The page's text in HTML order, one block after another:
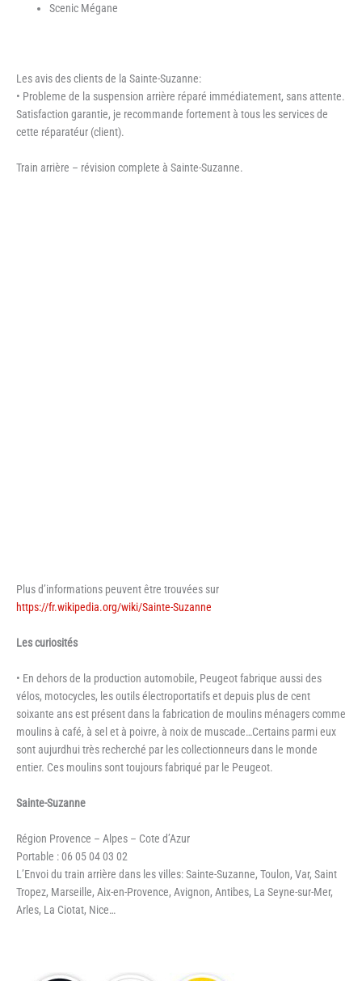
Scenic Mégane
Les avis des clients de la Sainte-Suzanne:
• Probleme de la suspension arrière réparé immédiatement, sans attente.
Satisfaction garantie, je recommande fortement à tous les services de
cette réparatéur (client).
Train arrière – révision complete à Sainte-Suzanne.
Plus d’informations peuvent être trouvées sur
https://fr.wikipedia.org/wiki/Sainte-Suzanne
Les curiosités
• En dehors de la production automobile, Peugeot fabrique aussi des
vélos, motocycles, les outils électroportatifs et depuis plus de cent
soixante ans est présent dans la fabrication de moulins ménagers comme
moulins à café, à sel et à poivre, à noix de muscade…Certains parmi eux
sont aujurdhui très recherché par les collectionneurs dans le monde
entier. Ces moulins sont toujours fabriqué par le Peugeot.
Sainte-Suzanne
Région Provence – Alpes – Cote d’Azur
Portable : 06 05 04 03 02
L’Envoi du train arrière dans les villes: Sainte-Suzanne, Toulon, Var, Saint
Tropez, Marseille, Aix-en-Provence, Avignon, Antibes, La Seyne-sur-Mer,
Arles, La Ciotat, Nice…